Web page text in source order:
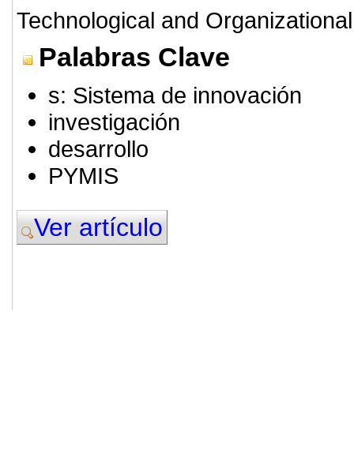
Technological and
Palabras Clave
s: Sistema de innovación
investigación
desarrollo
PYMIS
Ver artículo